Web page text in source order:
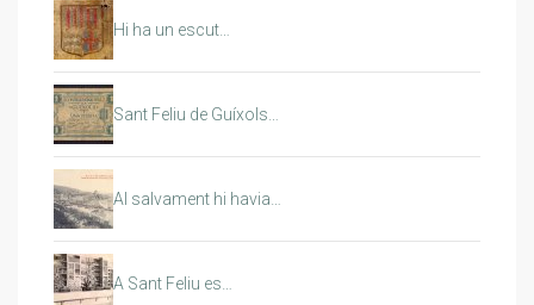
Hi ha un escut…
Sant Feliu de Guíxols…
Al salvament hi havia…
A Sant Feliu es…